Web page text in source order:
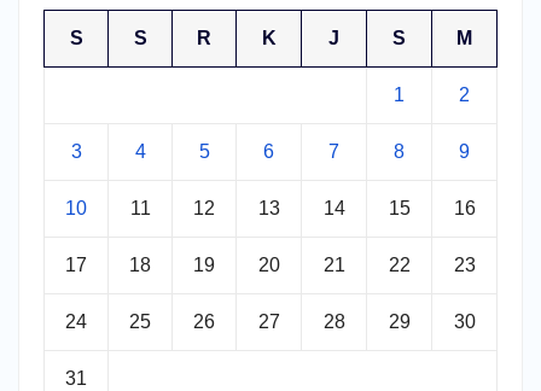
S S R K J S M
1 2
3 4 5 6 7 8 9
10 11 12 13 14 15 16
17 18 19 20 21 22 23
24 25 26 27 28 29 30
31